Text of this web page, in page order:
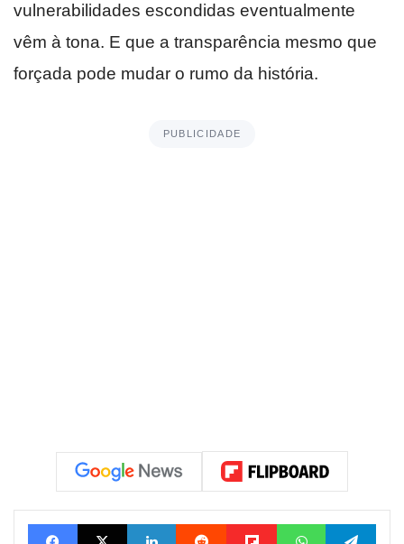
vulnerabilidades escondidas eventualmente
vêm à tona. E que a transparência mesmo que
forçada pode mudar o rumo da história.
PUBLICIDADE
FacebookX Linkedin Reddit FlipboardWhatsApp